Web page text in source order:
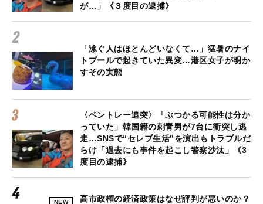
が…」《３度目の逮捕》
「泳ぐ人はほとんどいなくて…」猛暑のナイ
トプールで起きていた異変…港区女子が明か
すその実態
〈ベントレー追突〉「ぶつかる可能性は分か
っていた」韓国籍の刺青男が7台に衝突し逃
走…SNSで“セレブ生活”を演出もトラブルだ
らけ「過去にも事件を起こし警察沙汰」《3
度目の逮捕》
NEW 高市政権の経済政策はなぜ評判が悪いのか？